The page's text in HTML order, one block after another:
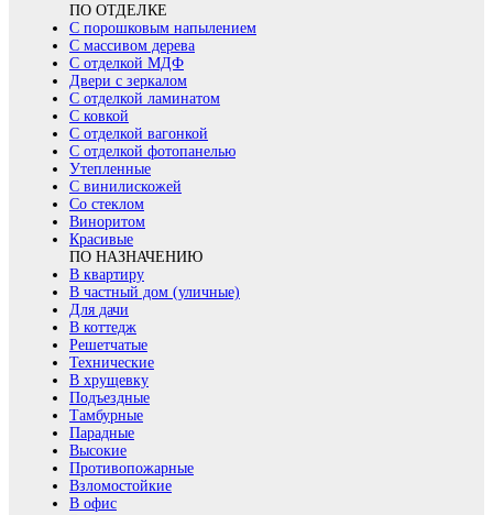
ПО ОТДЕЛКЕ
С порошковым напылением
С массивом дерева
С отделкой МДФ
Двери с зеркалом
С отделкой ламинатом
С ковкой
С отделкой вагонкой
С отделкой фотопанелью
Утепленные
С винилискожей
Со стеклом
Виноритом
Красивые
ПО НАЗНАЧЕНИЮ
В квартиру
В частный дом (уличные)
Для дачи
В коттедж
Решетчатые
Технические
В хрущевку
Подъездные
Тамбурные
Парадные
Высокие
Противопожарные
Взломостойкие
В офис